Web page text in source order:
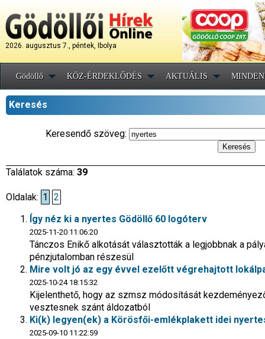
2026. augusztus 7., péntek, Ibolya
Gödöllő KÖZ-ÉRDEKLŐDÉS AKTUÁLIS
Keresés
Keresendő szöveg:
Találatok száma: 39
Oldalak: 1
2
Így néz ki a nyertes Gödöllő 60 logóterv
2025-11-20 11:06:20
Tánczos Enikő alkotását választották a legjobbnak a
pénzjutalomban részesül
Mire volt jó az egy évvel ezelőtt végrehajtott
2025-10-24 18:15:32
Kijelenthető, hogy az szmsz módosítását
vesztesnek szánt áldozatból
Ki(k) legyen(ek) a Körösfői-emlékplakett idei
2025-09-10 11:22:59